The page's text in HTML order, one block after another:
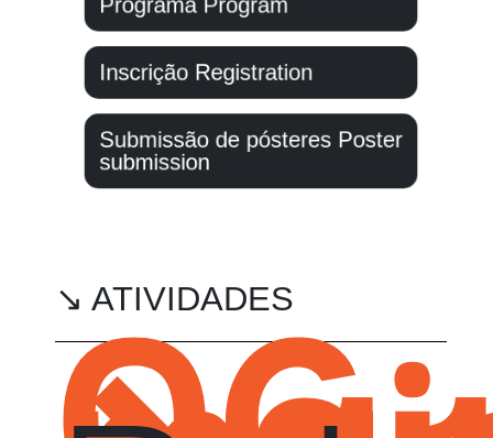
Inscrição Registration
Submissão de pósteres Poster
submission
↘ ATIVIDADES